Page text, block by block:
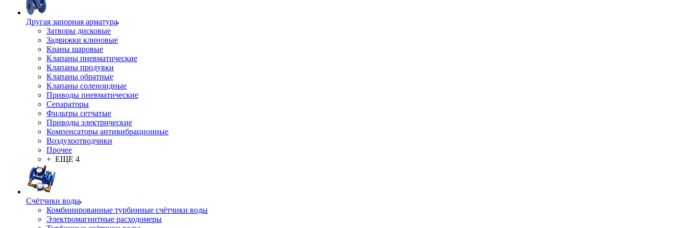
Другая запорная арматура
Затворы дисковые
Задвижки клиновые
Краны шаровые
Клапаны пневматические
Клапаны продувки
Клапаны обратные
Клапаны соленоидные
Приводы пневматические
Сепараторы
Фильтры сетчатые
Приводы электрические
Компенсаторы антивибрационные
Воздухоотводчики
Прочее
+ ЕЩЕ 4
Счётчики воды
Комбинированные турбинные счётчики воды
Электромагнитные расходомеры